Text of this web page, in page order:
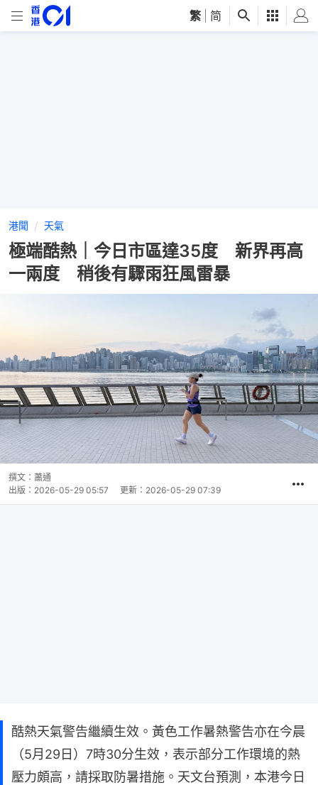
繁 简
港聞 天氣
極端酷熱｜今日市區達35度 新界再高
一兩度 稍後有驟雨狂風雷暴
撰文： 蕭通
出版： 2026-05-29 05:57 更新： 2026-05-29 07:39
酷熱天氣警告繼續生效。黃色工作暑熱警告亦在今晨
（5月29日）7時30分生效，表示部分工作環境的熱
壓力頗高，請採取防暑措施。天文台預測，本港今日